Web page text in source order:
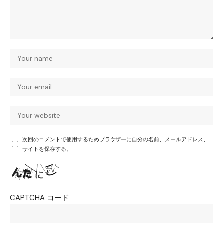
次回のコメントで使用するためブラウザーに自分の名前、メールアドレス、
サイトを保存する。
CAPTCHA コード